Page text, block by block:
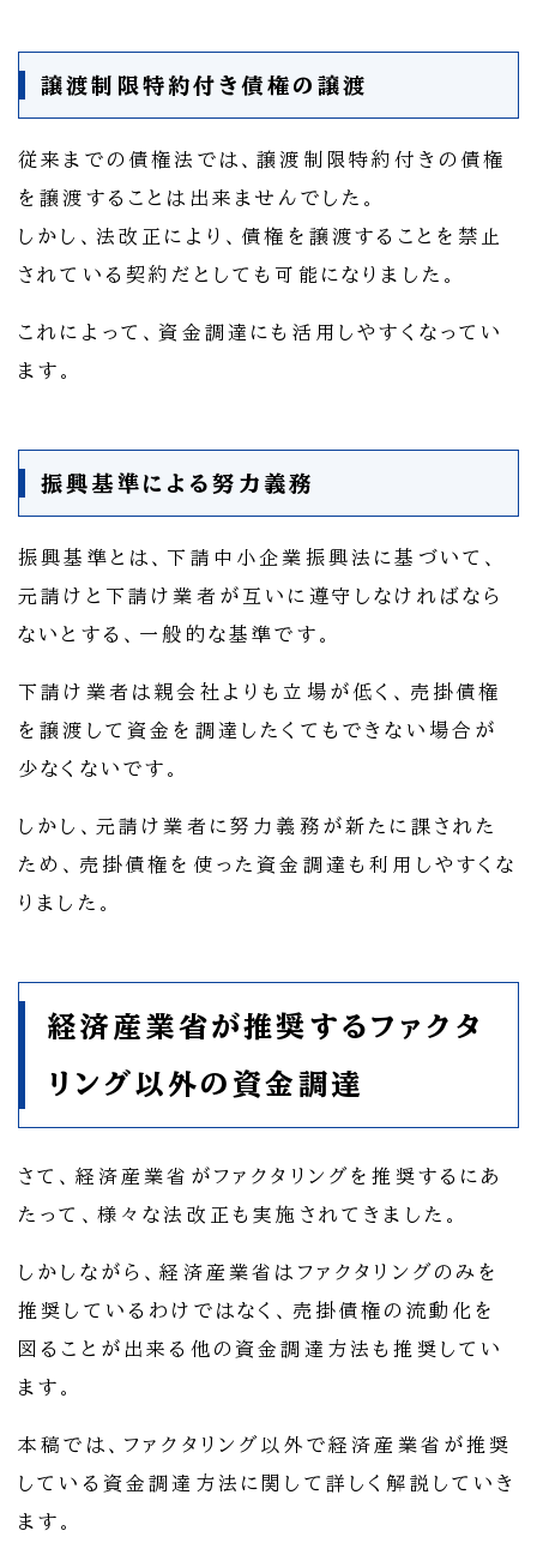
譲渡制限特約付き債権の譲渡
従来までの債権法では、譲渡制限特約付きの債権
を譲渡することは出来ませんでした。
しかし、法改正により、債権を譲渡することを禁止
されている契約だとしても可能になりました。
これによって、資金調達にも活用しやすくなってい
ます。
振興基準による努力義務
振興基準とは、下請中小企業振興法に基づいて、
元請けと下請け業者が互いに遵守しなければなら
ないとする、一般的な基準です。
下請け業者は親会社よりも立場が低く、売掛債権
を譲渡して資金を調達したくてもできない場合が
少なくないです。
しかし、元請け業者に努力義務が新たに課された
ため、売掛債権を使った資金調達も利用しやすくな
りました。
経済産業省が推奨するファクタ
リング以外の資金調達
さて、経済産業省がファクタリングを推奨するにあ
たって、様々な法改正も実施されてきました。
しかしながら、経済産業省はファクタリングのみを
推奨しているわけではなく、売掛債権の流動化を
図ることが出来る他の資金調達方法も推奨してい
ます。
本稿では、ファクタリング以外で経済産業省が推奨
している資金調達方法に関して詳しく解説していき
ます。